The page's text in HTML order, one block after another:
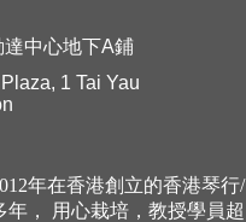
中心地下A鋪
1 Tai Yau
年在香港創立的香港琴行/
， 用心栽培，教授學員超